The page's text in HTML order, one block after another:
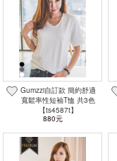
Gumzzi自訂款 簡約舒適
寬鬆率性短袖T恤 共3色
【ts4587t】
880元